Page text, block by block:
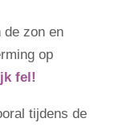
de zon en
op
fel!
tijdens de